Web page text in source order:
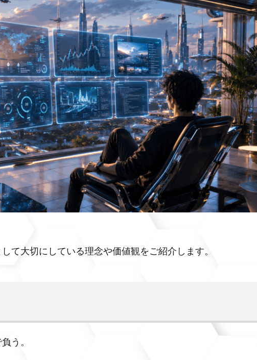
て大切にしている理念や価値観をご紹介します。
う。